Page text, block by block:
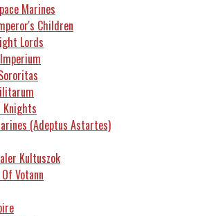
Marines
Children
Lords
Knights
(Adeptus Astartes)
Kultuszok
Votann